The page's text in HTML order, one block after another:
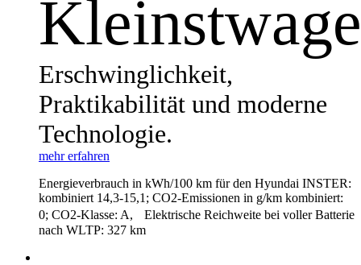
Erschwinglichkeit,
Praktikabilität und moderne
Technologie.
mehr erfahren
Energieverbrauch in kWh/100 km für den Hyundai INSTER:
kombiniert 14,3-15,1; CO2-Emissionen in g/km kombiniert:
0; CO2-Klasse: A, Elektrische Reichweite bei voller Batterie
nach WLTP: 327 km